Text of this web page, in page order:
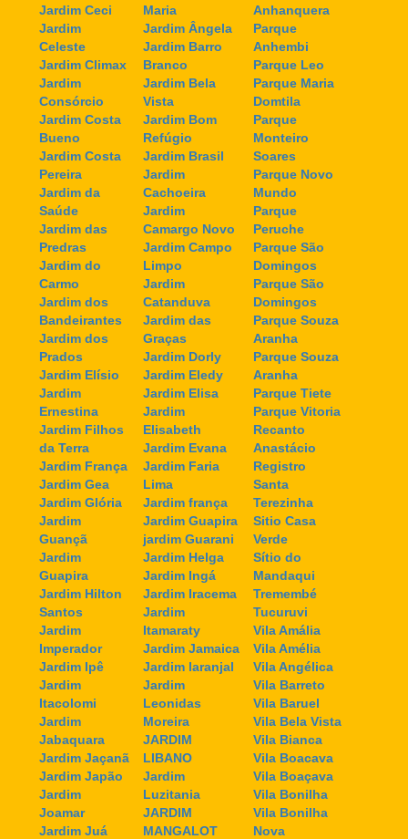
Jardim Ceci
Jardim
Celeste
Jardim Climax
Jardim
Consórcio
Jardim Costa
Bueno
Jardim Costa
Pereira
Jardim da
Saúde
Jardim das
Predras
Jardim do
Carmo
Jardim dos
Bandeirantes
Jardim dos
Prados
Jardim Elísio
Jardim
Ernestina
Jardim Filhos
da Terra
Jardim França
Jardim Gea
Jardim Glória
Jardim
Guançã
Jardim
Guapira
Jardim Hilton
Santos
Jardim
Imperador
Jardim Ipê
Jardim
Itacolomi
Jardim
Jabaquara
Jardim Jaçanã
Jardim Japão
Jardim
Joamar
Jardim Juá
Maria
Jardim Ângela
Jardim Barro
Branco
Jardim Bela
Vista
Jardim Bom
Refúgio
Jardim Brasil
Jardim
Cachoeira
Jardim
Camargo Novo
Jardim Campo
Limpo
Jardim
Catanduva
Jardim das
Graças
Jardim Dorly
Jardim Eledy
Jardim Elisa
Jardim
Elisabeth
Jardim Evana
Jardim Faria
Lima
Jardim frança
Jardim Guapira
jardim Guarani
Jardim Helga
Jardim Ingá
Jardim Iracema
Jardim
Itamaraty
Jardim Jamaica
Jardim laranjal
Jardim
Leonidas
Moreira
JARDIM
LIBANO
Jardim
Luzitania
JARDIM
MANGALOT
Anhanquera
Parque
Anhembi
Parque Leo
Parque Maria
Domtila
Parque
Monteiro
Soares
Parque Novo
Mundo
Parque
Peruche
Parque São
Domingos
Parque São
Domingos
Parque Souza
Aranha
Parque Souza
Aranha
Parque Tiete
Parque Vitoria
Recanto
Anastácio
Registro
Santa
Terezinha
Sitio Casa
Verde
Sítio do
Mandaqui
Tremembé
Tucuruvi
Vila Amália
Vila Amélia
Vila Angélica
Vila Barreto
Vila Baruel
Vila Bela Vista
Vila Bianca
Vila Boacava
Vila Boaçava
Vila Bonilha
Vila Bonilha
Nova